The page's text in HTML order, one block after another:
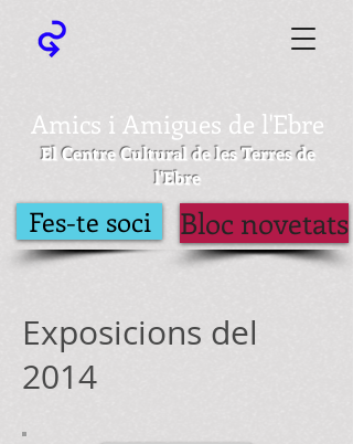
Amics i Amigues de l'Ebre
El Centre Cultural de les Terres de
l'Ebre
Fes-te soci Bloc novetats
Exposicions del
2014